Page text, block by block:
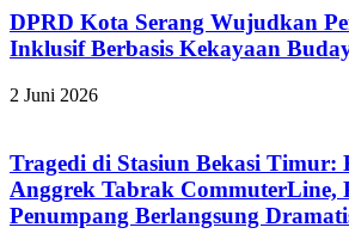
DPRD Kota Serang Wujudkan
Inklusif Berbasis Kekayaan
2 Juni 2026
Tragedi di Stasiun Bekasi Timur:
Anggrek Tabrak CommuterLine,
Penumpang Berlangsung